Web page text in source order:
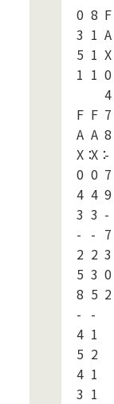
0
3
5
1
F
A
X：
0
4
3
-
2
5
8
-
4
5
4
3
8
1
1
1
F
A
X：
0
4
3
-
2
3
5
-
1
2
1
1
F
A
0
4
7
8
-
7
9
-
7
3
0
2